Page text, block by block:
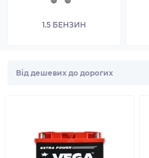
1.5 БЕНЗИН